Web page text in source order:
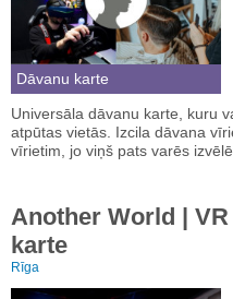
Dāvanu karte
Universāla dāvanu karte, kuru
atpūtas vietās. Izcila dāvana
vīrietim, jo viņš pats varēs
Another World |
karte
Rīga